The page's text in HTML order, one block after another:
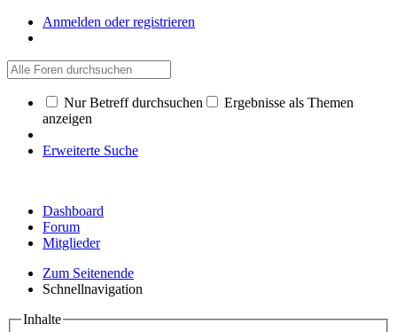
Anmelden oder registrieren
Nur Betreff durchsuchen
Ergebnisse als Themen
anzeigen
Erweiterte Suche
Dashboard
Forum
Mitglieder
Zum Seitenende
Schnellnavigation
Inhalte